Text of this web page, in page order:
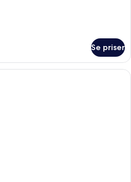
Se priser
Ett hotellrum med en säng, ett